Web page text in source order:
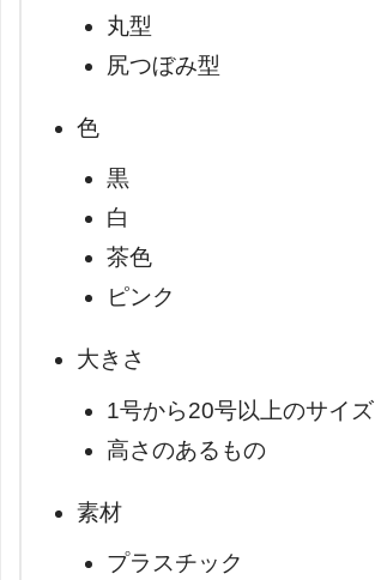
丸型
尻つぼみ型
色
黒
白
茶色
ピンク
大きさ
1号から20号以上のサイズ
高さのあるもの
素材
プラスチック